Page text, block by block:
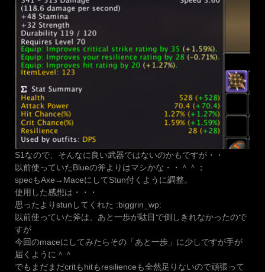
S1なので、そんなに良い武器ではないのかもですが・・
以前使っていたBlueの斧よりはマシかな・・＾＾；
specもAxe→MaceにしてStun付くように調整。
使用した感想は・・・
思ったよりstunしてくれた :biggrin_wp:
以前使っていた斧は、あと一歩が駄目で倒しきれなかったので
すが
今回のmaceにしてみたらその「あと一歩」に少しですが手が
届くように＾＾
でもまだまだcritもhitもresilienceも全然足りないので頑張って